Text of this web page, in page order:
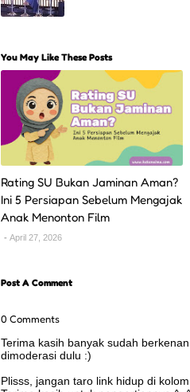
You May Like These Posts
Rating SU Bukan Jaminan Aman?
Ini 5 Persiapan Sebelum Mengajak
Anak Menonton Film
April 27, 2026
Post A Comment
0 Comments
Terima kasih banyak sudah
dimoderasi dulu :)
Plisss, jangan taro link hidup di